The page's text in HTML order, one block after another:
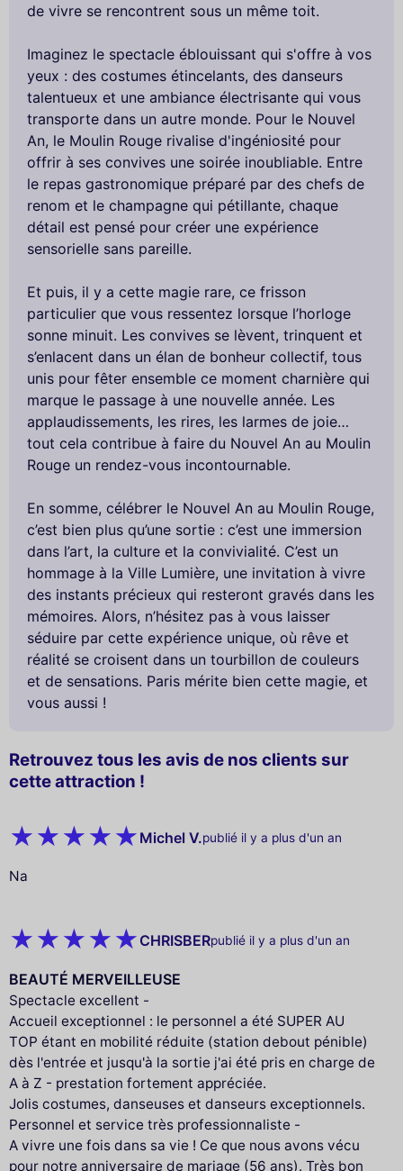
Retrouvez tous les avis de nos clients sur
cette attraction !
Michel V.publié il y a plus d'un an
Na
CHRISBERpublié il y a plus d'un an
BEAUTÉ MERVEILLEUSE
Spectacle excellent -
Accueil exceptionnel : le personnel a été SUPER AU
TOP étant en mobilité réduite (station debout pénible)
dès l'entrée et jusqu'à la sortie j'ai été pris en charge de
A à Z - prestation fortement appréciée.
Jolis costumes, danseuses et danseurs exceptionnels.
Personnel et service très professionnaliste -
A vivre une fois dans sa vie ! Ce que nous avons vécu
pour notre anniversaire de mariage (56 ans). Très bon
de vivre se rencontrent sous un même toit.
Imaginez le spectacle éblouissant qui s'offre à vos
yeux : des costumes étincelants, des danseurs
talentueux et une ambiance électrisante qui vous
transporte dans un autre monde. Pour le Nouvel
An, le Moulin Rouge rivalise d'ingéniosité pour
offrir à ses convives une soirée inoubliable. Entre
le repas gastronomique préparé par des chefs de
renom et le champagne qui pétillante, chaque
détail est pensé pour créer une expérience
sensorielle sans pareille.
Et puis, il y a cette magie rare, ce frisson
particulier que vous ressentez lorsque l’horloge
sonne minuit. Les convives se lèvent, trinquent et
s’enlacent dans un élan de bonheur collectif, tous
unis pour fêter ensemble ce moment charnière qui
marque le passage à une nouvelle année. Les
applaudissements, les rires, les larmes de joie…
tout cela contribue à faire du Nouvel An au Moulin
Rouge un rendez-vous incontournable.
En somme, célébrer le Nouvel An au Moulin Rouge,
c’est bien plus qu’une sortie : c’est une immersion
dans l’art, la culture et la convivialité. C’est un
hommage à la Ville Lumière, une invitation à vivre
des instants précieux qui resteront gravés dans les
mémoires. Alors, n’hésitez pas à vous laisser
séduire par cette expérience unique, où rêve et
réalité se croisent dans un tourbillon de couleurs
et de sensations. Paris mérite bien cette magie, et
vous aussi !